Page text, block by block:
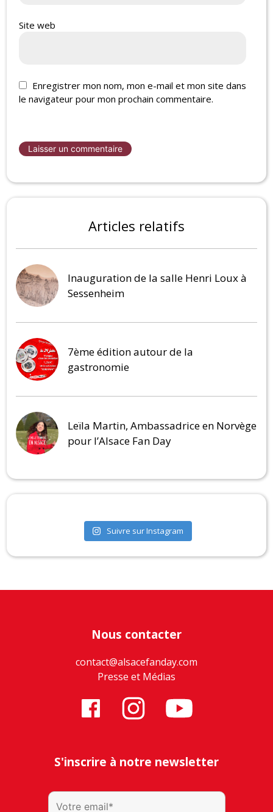
Site web
Enregistrer mon nom, mon e-mail et mon site dans
le navigateur pour mon prochain commentaire.
Articles relatifs
Inauguration de la salle Henri Loux à
Sessenheim
7ème édition autour de la
gastronomie
Leïla Martin, Ambassadrice en Norvège
pour l’Alsace Fan Day
Suivre sur Instagram
Nous contacter
contact@alsacefanday.com
Presse et Médias
S'inscrire à notre newsletter